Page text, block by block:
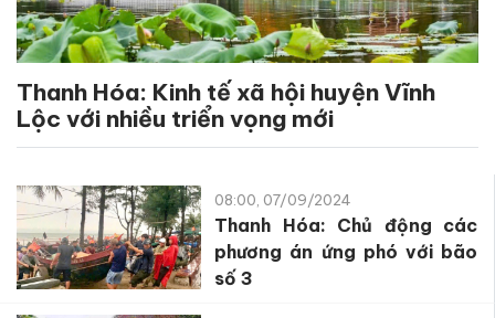
Thanh Hóa: Kinh tế xã hội huyện Vĩnh
Lộc với nhiều triển vọng mới
08:00, 07/09/2024
Thanh Hóa: Chủ động các
phương án ứng phó với bão
số 3